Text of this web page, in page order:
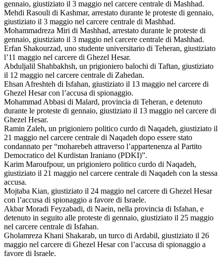
gennaio, giustiziato il 3 maggio nel carcere centrale di Mashhad.
Mehdi Rasouli di Kashmar, arrestato durante le proteste di gennaio,
giustiziato il 3 maggio nel carcere centrale di Mashhad.
Mohammadreza Miri di Mashhad, arrestato durante le proteste di
gennaio, giustiziato il 3 maggio nel carcere centrale di Mashhad.
Erfan Shakourzad, uno studente universitario di Teheran, giustiziato
l’11 maggio nel carcere di Ghezel Hesar.
Abduljalil Shahbakhsh, un prigioniero balochi di Taftan, giustiziato
il 12 maggio nel carcere centrale di Zahedan.
Ehsan Afreshteh di Isfahan, giustiziato il 13 maggio nel carcere di
Ghezel Hesar con l’accusa di spionaggio.
Mohammad Abbasi di Malard, provincia di Teheran, e detenuto
durante le proteste di gennaio, giustiziato il 13 maggio nel carcere di
Ghezel Hesar.
Ramin Zaleh, un prigioniero politico curdo di Naqadeh, giustiziato il
21 maggio nel carcere centrale di Naqadeh dopo essere stato
condannato per “moharebeh attraverso l’appartenenza al Partito
Democratico del Kurdistan Iraniano (PDKI)”.
Karim Maroufpour, un prigioniero politico curdo di Naqadeh,
giustiziato il 21 maggio nel carcere centrale di Naqadeh con la stessa
accusa.
Mojtaba Kian, giustiziato il 24 maggio nel carcere di Ghezel Hesar
con l’accusa di spionaggio a favore di Israele.
Akbar Moradi Feyzabadi, di Naein, nella provincia di Isfahan, e
detenuto in seguito alle proteste di gennaio, giustiziato il 25 maggio
nel carcere centrale di Isfahan.
Gholamreza Khani Shakarab, un turco di Ardabil, giustiziato il 26
maggio nel carcere di Ghezel Hesar con l’accusa di spionaggio a
favore di Israele.